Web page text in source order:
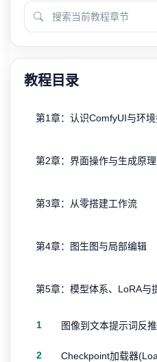
教程目录
第1章：认识ComfyUI与环
第2章：界面操作与生成原理
第3章：从零搭建工作流
第4章：图生图与局部编辑
第5章：模型体系、LoRA与
1 图像到文本提示词反
2 Checkpoint加载器